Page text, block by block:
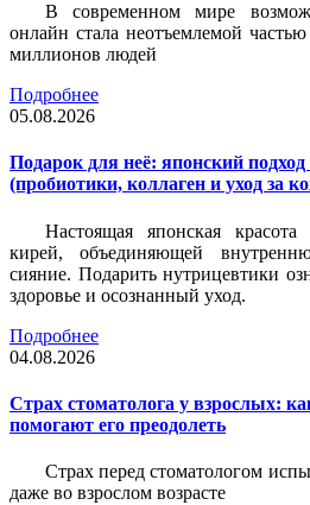
В современном мире
онлайн стала неотъемлемой
миллионов людей
Подробнее
05.08.2026
Подарок для неё: японский подход
(пробиотики, коллаген и уход за
Настоящая японская
кирей, объединяющей
сияние. Подарить нутрицевтики
здоровье и осознанный уход.
Подробнее
04.08.2026
Страх стоматолога у взрослых:
помогают его преодолеть
Страх перед стоматологом
даже во взрослом возрасте